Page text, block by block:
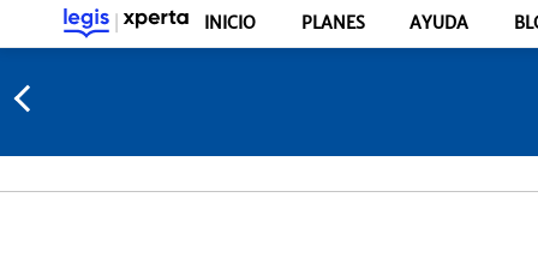
INICIO PLANES AYUDA